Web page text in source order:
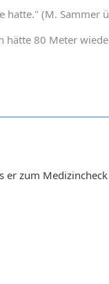
(M. Sammer
80 Meter
er zum